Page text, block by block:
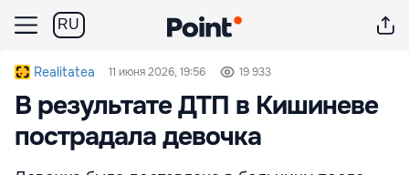
RU
Realitatea 11 июня 2026, 19:56 19 933
В результате ДТП в Кишиневе
пострадала девочка